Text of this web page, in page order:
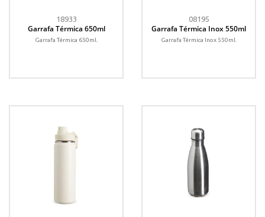
18933
Garrafa Térmica 650ml
Garrafa Térmica 650ml.
08195
Garrafa Térmica Inox 550ml
Garrafa Térmica Inox 550ml.